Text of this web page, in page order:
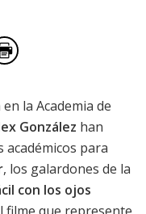
la Academia de
González han
académicos para
, los galardones de la
con los ojos